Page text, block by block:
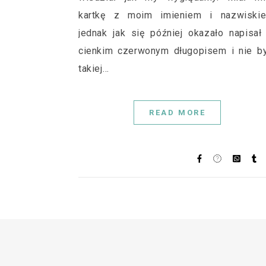
kartkę z moim imieniem i
jednak jak się później okazało napisał
cienkim czerwonym długopisem i nie
takiej…
READ MORE